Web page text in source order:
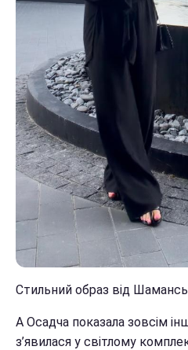
Стильний образ від
А Осадча показала зовсім
з’явилася у світлому